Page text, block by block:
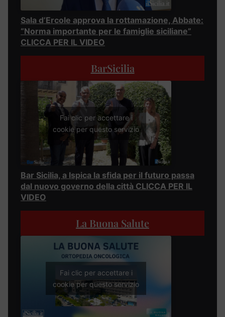
Sala d’Ercole approva la rottamazione, Abbate:
“Norma importante per le famiglie siciliane”
CLICCA PER IL VIDEO
BarSicilia
Fai clic per accettare i
cookie per questo servizio
Bar Sicilia, a Ispica la sfida per il futuro passa
dal nuovo governo della città CLICCA PER IL
VIDEO
La Buona Salute
Fai clic per accettare i
cookie per questo servizio